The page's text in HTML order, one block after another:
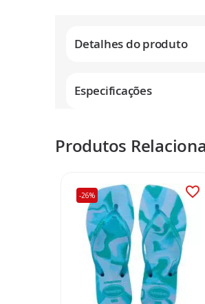
imagens
Detalhes do produto
Especificações
Produtos
-26%